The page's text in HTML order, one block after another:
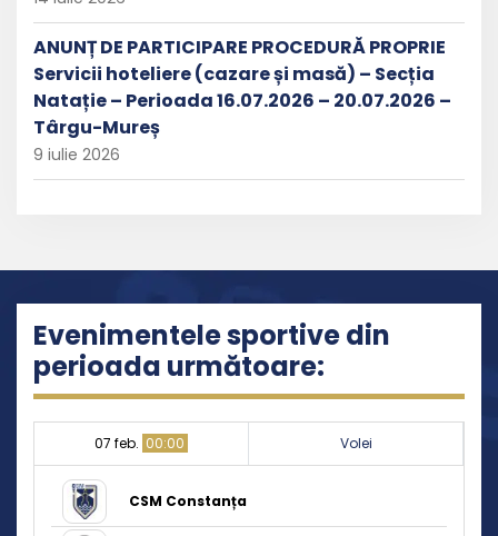
ANUNȚ DE PARTICIPARE PROCEDURĂ PROPRIE
Servicii hoteliere (cazare și masă) – Secția
Natație – Perioada 16.07.2026 – 20.07.2026 –
Târgu-Mureș
9 iulie 2026
Evenimentele sportive din
perioada următoare:
07 feb. 00:00 Volei
CSM Constanța